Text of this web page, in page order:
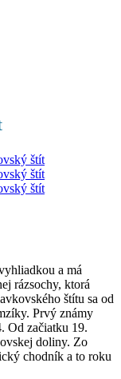
a má
rázsochy, ktorá
štítu sa od
Prvý známy
Od začiatku 19.
doliny. Zo
chodník a to roku